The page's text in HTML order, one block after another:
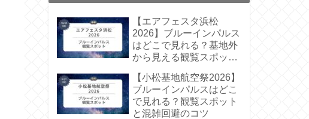
【エアフェスタ浜松
2026】ブルーインパルス
はどこで見れる？基地外
から見える観覧スポット
【小松基地航空祭2026】
ブルーインパルスはどこ
で見れる？観覧スポット
と混雑回避のコツ